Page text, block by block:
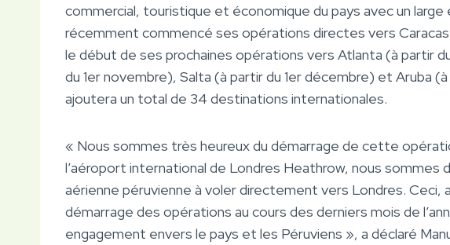
commercial, touristique et économique du pays avec un
récemment commencé ses opérations directes vers
le début de ses prochaines opérations vers Atlanta (à partir
du 1er novembre), Salta (à partir du 1er décembre) et Aruba
ajoutera un total de 34 destinations internationales.
« Nous sommes très heureux du démarrage de cette
l’aéroport international de Londres Heathrow, nous sommes
aérienne péruvienne à voler directement vers Londres. Ceci,
démarrage des opérations au cours des derniers mois de
engagement envers le pays et les Péruviens », a déclaré